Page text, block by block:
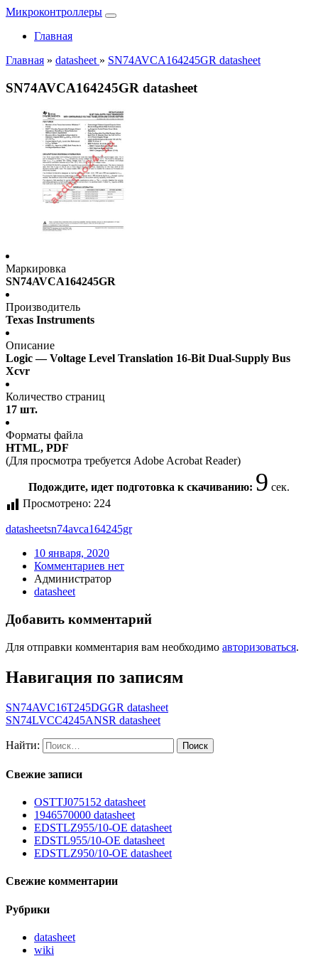
Микроконтроллеры
Главная
Главная » datasheet » SN74AVCA164245GR datasheet
SN74AVCA164245GR datasheet
Маркировка
SN74AVCA164245GR
Производитель
Texas Instruments
Описание
Logic — Voltage Level Translation 16-Bit Dual-Supply Bus
Xcvr
Количество страниц
17 шт.
Форматы файла
HTML, PDF
(Для просмотра требуется Adobe Acrobat Reader)
Подождите, идет подготовка к скачиванию: 9 сек.
Просмотрено: 224
datasheetsn74avca164245gr
10 января, 2020
Комментариев нет
Администратор
datasheet
Добавить комментарий
Для отправки комментария вам необходимо авторизоваться.
Навигация по записям
SN74AVC16T245DGGR datasheet
SN74LVCC4245ANSR datasheet
Найти:
Свежие записи
OSTTJ075152 datasheet
1946570000 datasheet
EDSTLZ955/10-OE datasheet
EDSTL955/10-OE datasheet
EDSTLZ950/10-OE datasheet
Свежие комментарии
Рубрики
datasheet
wiki